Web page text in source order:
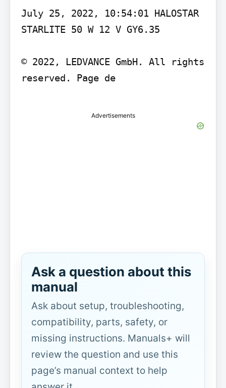
July 25, 2022, 10:54:01 HALOSTAR
STARLITE 50 W 12 V GY6.35
© 2022, LEDVANCE GmbH. All rights
reserved. Page de
Advertisements
Ask a question about this
manual
Ask about setup, troubleshooting,
compatibility, parts, safety, or
missing instructions. Manuals+ will
review the question and use this
page’s manual context to help